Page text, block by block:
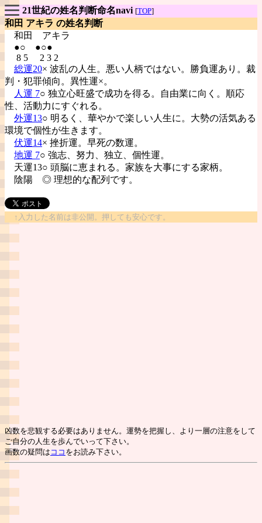
21世紀の姓名判断命名navi [TOP]
和田 アキラ の姓名判断
和田 アキラ
●○ ●○●
8 5 2 3 2
総運20× 波乱の人生。悪い人柄ではない。勝負運あり。裁
判・犯罪傾向。異性運×。
人運 7○ 独立心旺盛で成功を得る。自由業に向く。順応
性、活動力にすぐれる。
外運13○ 明るく、華やかで楽しい人生に。大勢の活気ある
環境で個性が生きます。
伏運14× 挫折運。早死の数運。
地運 7○ 強志、努力、独立、個性運。
天運13○ 頭脳に恵まれる。家族を大事にする家柄。
陰陽 ◎ 理想的な配列です。
↑入力した名前は非公開。押しても安心です。
凶数を悲観する必要はありません。運勢を把握し、より一層の注意をして
ご自分の人生を歩んでいって下さい。
画数の疑問は ココ をお読み下さい。